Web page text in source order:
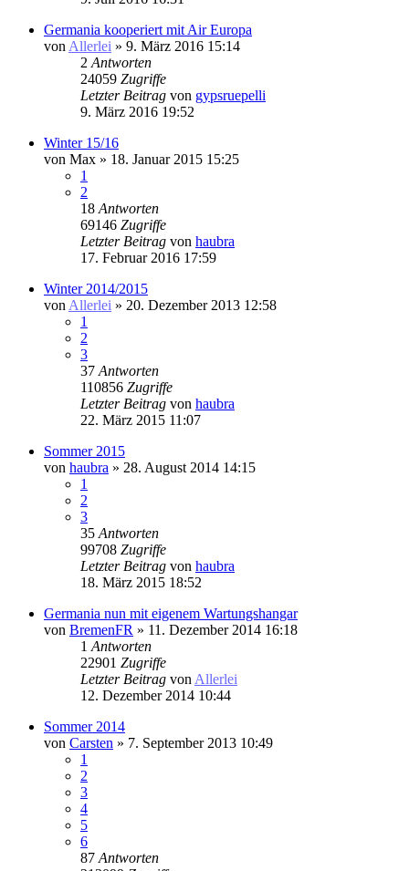
Germania kooperiert mit Air Europa
von Allerlei » 9. März 2016 15:14
2 Antworten
24059 Zugriffe
Letzter Beitrag von gypsruepelli
9. März 2016 19:52
Winter 15/16
von Max » 18. Januar 2015 15:25
1
2
18 Antworten
69146 Zugriffe
Letzter Beitrag von haubra
17. Februar 2016 17:59
Winter 2014/2015
von Allerlei » 20. Dezember 2013 12:58
1
2
3
37 Antworten
110856 Zugriffe
Letzter Beitrag von haubra
22. März 2015 11:07
Sommer 2015
von haubra » 28. August 2014 14:15
1
2
3
35 Antworten
99708 Zugriffe
Letzter Beitrag von haubra
18. März 2015 18:52
Germania nun mit eigenem Wartungshangar
von BremenFR » 11. Dezember 2014 16:18
1 Antworten
22901 Zugriffe
Letzter Beitrag von Allerlei
12. Dezember 2014 10:44
Sommer 2014
von Carsten » 7. September 2013 10:49
1
2
3
4
5
6
87 Antworten